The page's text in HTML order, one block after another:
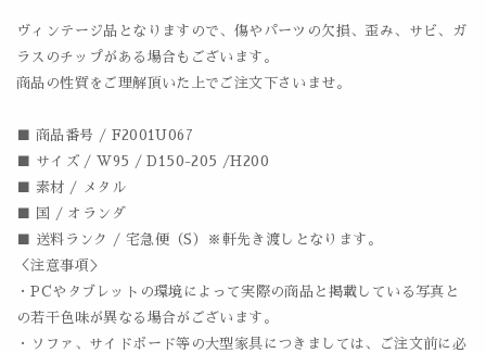
ヴィンテージ品となりますので、傷やパーツの欠損、歪み、サビ、ガ
ラスのチップがある場合もございます。
商品の性質をご理解頂いた上でご注文下さいませ。
■ 商品番号 / F2001U067
■ サイズ / W95 / D150-205 /H200
■ 素材 / メタル
■ 国 / オランダ
■ 送料ランク / 宅急便（S）※軒先き渡しとなります。
＜注意事項＞
・PCやタブレットの環境によって実際の商品と掲載している写真と
の若干色味が異なる場合がございます。
・ソファ、サイドボード等の大型家具につきましては、ご注文前に必